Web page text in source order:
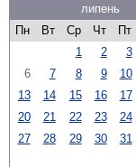
липень
Пн
Вт Ср Чт Пт
1
2 3
6
7 8 9 10
13
14 15 16 17
20
21 22 23 24
27
28 29 30 31